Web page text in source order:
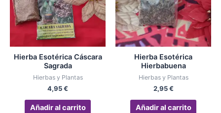
Hierba Esotérica Cáscara
Sagrada
Hierbas y Plantas
4,95€
Añadir al carrito
Hierba Esotérica
Hierbabuena
Hierbas y Plantas
2,95€
Añadir al carrito